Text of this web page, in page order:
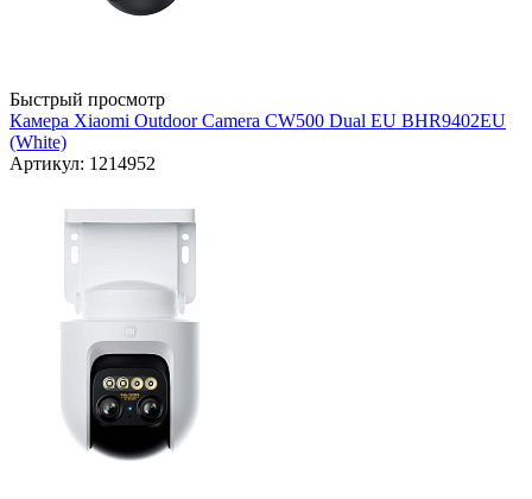
Быстрый просмотр
Камера Xiaomi Outdoor Camera CW500 Dual EU BHR9402EU
(White)
Артикул: 1214952